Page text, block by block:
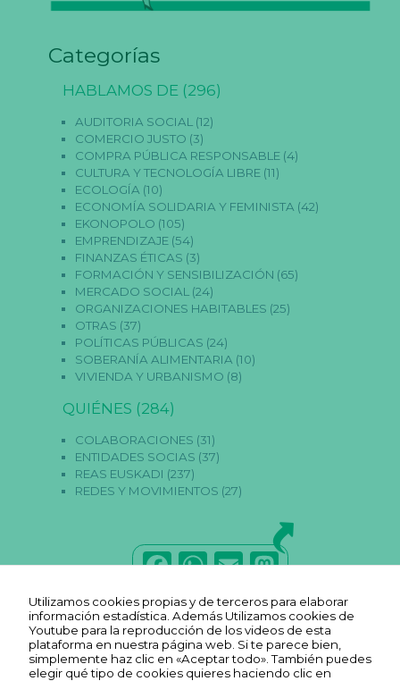
Categorías
HABLAMOS DE (296)
AUDITORIA SOCIAL(12)
COMERCIO JUSTO (3)
COMPRA PÚBLICA RESPONSABLE(4)
CULTURA Y TECNOLOGÍA LIBRE(11)
ECOLOGÍA (10)
ECONOMÍA SOLIDARIA Y FEMINISTA (42)
EKONOPOLO (105)
EMPRENDIZAJE(54)
FINANZAS ÉTICAS (3)
FORMACIÓN Y SENSIBILIZACIÓN (65)
MERCADO SOCIAL(24)
ORGANIZACIONES HABITABLES (25)
OTRAS (37)
POLÍTICAS PÚBLICAS (24)
SOBERANÍA ALIMENTARIA (10)
VIVIENDA Y URBANISMO (8)
QUIÉNES (284)
COLABORACIONES (31)
ENTIDADES SOCIAS (37)
REAS EUSKADI (237)
REDES Y MOVIMIENTOS (27)
F
a
c
e
W
h
a
ts
E
m
ai
l
M
a
st
o
Utilizamos cookies propias y de terceros para elaborar
información estadística. Además Utilizamos cookies de
Youtube para la reproducción de los videos de esta
plataforma en nuestra página web. Si te parece bien,
simplemente haz clic en «Aceptar todo». También puedes
elegir qué tipo de cookies quieres haciendo clic en
N
e
c
s
E
a
o
ki
o
n
al
S
o
n
n
e